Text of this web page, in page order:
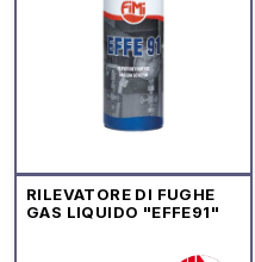
RILEVATORE DI FUGHE
GAS LIQUIDO "EFFE91"